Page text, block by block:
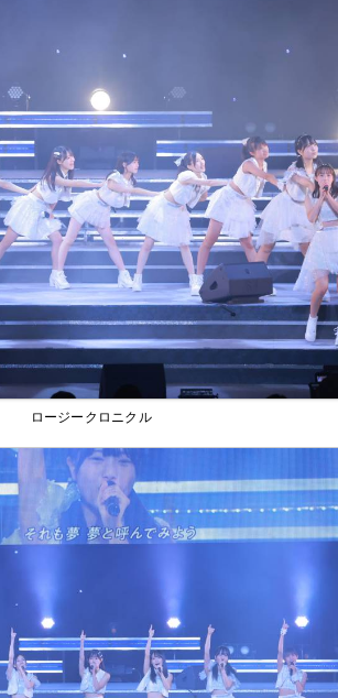
ロージークロニクル